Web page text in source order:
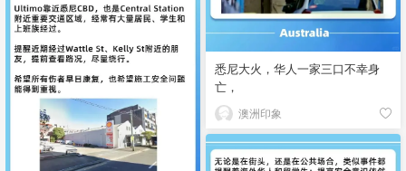
悉尼大火，华人一家三口不幸身
亡，
澳洲印象